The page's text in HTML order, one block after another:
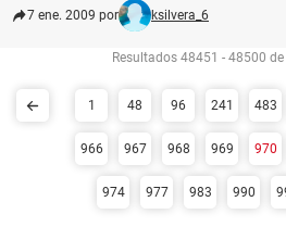
7 ene. 2009 por ksilvera_6
Resultados 48451 - 48500
1 48 96 241 483
966 967 968 969 970
974 977 983 990